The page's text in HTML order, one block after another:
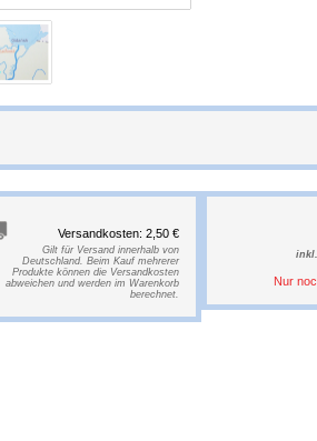
Nur
Versandkosten: 2,50 €
Gilt für Versand innerhalb von
Deutschland. Beim Kauf mehrerer
Produkte können die Versandkosten
abweichen und werden im Warenkorb
berechnet.